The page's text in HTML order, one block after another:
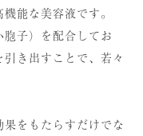
能な美容液です。
子）を配合してお
き出すことで、若々
をもたらすだけでな